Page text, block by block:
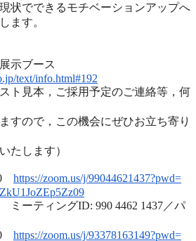
現状でできるモチベーションアップへ
ます。
示ブース
text/info.html#192
ト見本，ご採用予定のご連絡等， 何
すので， この機会にぜひお立ち寄り
対応もいたします）
https://zoom.us/j/99044621437?pwd=
09
990 4462 1437／パ
https://zoom.us/j/93378163149?pwd=